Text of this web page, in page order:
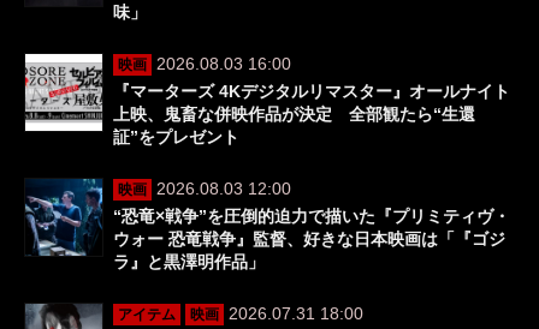
味」
映画
2026.08.03 16:00
『マーターズ 4Kデジタルリマスター』オールナイト
上映、鬼畜な併映作品が決定 全部観たら“生還
証”をプレゼント
映画
2026.08.03 12:00
“恐竜×戦争”を圧倒的迫力で描いた『プリミティヴ・
ウォー 恐竜戦争』監督、好きな日本映画は「『ゴジ
ラ』と黒澤明作品」
アイテム 映画
2026.07.31 18:00